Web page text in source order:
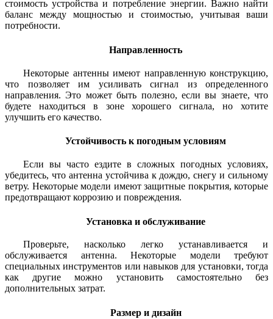
стоимость устройства и потребление энергии. Важно найти
баланс между мощностью и стоимостью, учитывая ваши
потребности.
Направленность
Некоторые антенны имеют направленную конструкцию,
что позволяет им усиливать сигнал из определенного
направления. Это может быть полезно, если вы знаете, что
будете находиться в зоне хорошего сигнала, но хотите
улучшить его качество.
Устойчивость к погодным условиям
Если вы часто ездите в сложных погодных условиях,
убедитесь, что антенна устойчива к дождю, снегу и сильному
ветру. Некоторые модели имеют защитные покрытия, которые
предотвращают коррозию и повреждения.
Установка и обслуживание
Проверьте, насколько легко устанавливается и
обслуживается антенна. Некоторые модели требуют
специальных инструментов или навыков для установки, тогда
как другие можно установить самостоятельно без
дополнительных затрат.
Размер и дизайн